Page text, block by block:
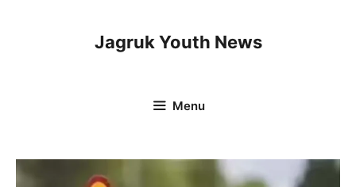
Jagruk Youth News
Menu